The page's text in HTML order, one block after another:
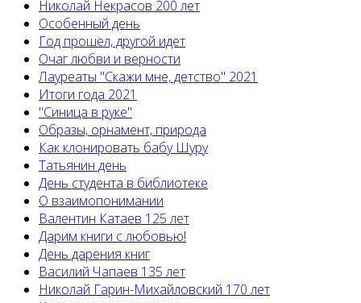
Николай Некрасов 200 лет
Особенный день
Год прошел, другой идет
Очаг любви и верности
Лауреаты "Скажи мне, детство" 2021
Итоги года 2021
"Синица в руке"
Образы, орнамент, природа
Как клонировать бабу Шуру
Татьянин день
День студента в библиотеке
О взаимопонимании
Валентин Катаев 125 лет
Дарим книги с любовью!
День дарения книг
Василий Чапаев 135 лет
Николай Гарин-Михайловский 170 лет